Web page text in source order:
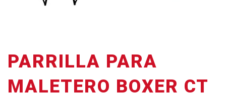
PARRILLA PARA
MALETERO BOXER CT